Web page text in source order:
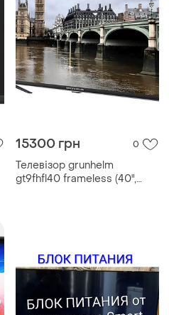
15300 грн 0
Телевізор grunhelm
gt9fhfl40 frameless (40",